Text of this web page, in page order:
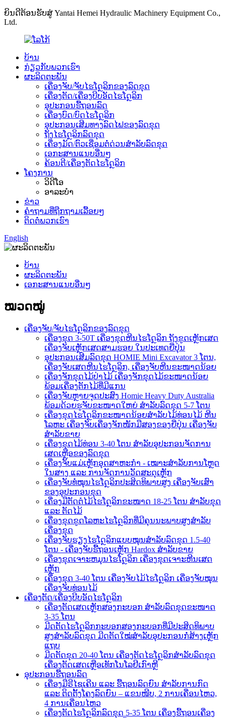
ຍິນດີຕ້ອນຮັບສູ່ Yantai Hemei Hydraulic Machinery Equipment Co.,
Ltd.
ບ້ານ
ກ່ຽວກັບພວກເຮົາ
ຜະລິດຕະພັນ
ເຄື່ອງຈັບ/ຈັບໄຮໂດຼລິກຂອງລົດຂຸດ
ເຄື່ອງຕັດ/ເຄື່ອງບີບອັດໄຮໂດຼລິກ
ອຸປະກອນຮື້ຖອນລົດ
ເຄື່ອງບົດ/ບົດໄຮໂດຼລິກ
ອຸປະກອນເສີມທາງລົດໄຟຂອງລົດຂຸດ
ຖັງໄຮໂດຼລິກລົດຂຸດ
ເຄື່ອງມັດ/ຕົວເຊື່ອມຕໍ່ດ່ວນສຳລັບລົດຂຸດ
ເອກະສານແນບອື່ນໆ
ຄ້ອນຕີ/ເຄື່ອງຕັດໄຮໂດຼລິກ
ໂຄງການ
ວິດີໂອ
ອາລະບໍາ
ຂ່າວ
ຄຳຖາມທີ່ຖືກຖາມເລື້ອຍໆ
ຕິດຕໍ່ພວກເຮົາ
English
ບ້ານ
ຜະລິດຕະພັນ
ເອກະສານແນບອື່ນໆ
ໝວດໝູ່
ເຄື່ອງຈັບ/ຈັບໄຮໂດຼລິກຂອງລົດຂຸດ
ເຄື່ອງຂຸດ 3-50T ເຄື່ອງຂຸດຫີນໄຮໂດຼລິກ ຖັງຂູດເຫຼັກເສດ
ເຄື່ອງຈັບເຫຼັກເສດສາມຮອຍ ໃນປະເທດຍີ່ປຸ່ນ
ອຸປະກອນເສີມລົດຂຸດ HOMIE Mini Excavator 3 ໂຕນ,
ເຄື່ອງຈັບເສດຫີນໄຮໂດຼລິກ, ເຄື່ອງຈັບຫີນຂະໜາດນ້ອຍ
ເຄື່ອງຈັກຂຸດໄມ້ປ່າໄມ້ ເຄື່ອງຈັກຂຸດໄມ້ຂະໜາດນ້ອຍ
ພ້ອມເຄື່ອງຕັກໄມ້ທີ່ມີແກນ
ເຄື່ອງຈັບຫຼາຍຈຸດປະສົງ Homie Heavy Duty Australia
ພ້ອມດ້ວຍຮູຈັບຂະໜາດໃຫຍ່ ສຳລັບລົດຂຸດ 5-7 ໂຕນ
ເຄື່ອງຂຸດໄຮໂດຼລິກຂະໜາດນ້ອຍສຳລັບໄມ້ທ່ອນໄມ້ ຫີນ
ໂລຫະ ເຄື່ອງຈັບເຄື່ອງຈັກໜັກມືສອງຂອງຍີ່ປຸ່ນ ເຄື່ອງຈັບ
ສຳລັບຂາຍ
ເຄື່ອງຂຸດໄມ້ທ່ອນ 3-40 ໂຕນ ສຳລັບອຸປະກອນຈັດການ
ເສດເຫຼືອຂອງລົດຂຸດ
ເຄື່ອງຈັບແມ່ເຫຼັກອຸດສາຫະກຳ - ເໝາະສຳລັບການໂຫຼດ
ໃນສາງ ແລະ ການຈັດການວັດສະດຸເຫຼັກ
ເຄື່ອງຈັບທໍ່ໝຸນໄຮໂດຼລິກປະສິດທິພາບສູງ ເຄື່ອງຈັບເສົາ
ຂອງອຸປະກອນຂຸດ
ເຄື່ອງມືຕັດຕໍໄມ້ໄຮໂດຼລິກຂະໜາດ 18-25 ໂຕນ ສຳລັບຂຸດ
ແລະ ຕັດໄມ້
ເຄື່ອງຂຸດຂູດໂລຫະໄຮໂດຼລິກທີ່ມີຄຸນນະພາບສູງສຳລັບ
ເຄື່ອງຂຸດ
ເຄື່ອງຈັບຮຽງໄຮໂດຼລິກແບບໝຸນສຳລັບລົດຂຸດ 1.5-40
ໂຕນ - ເຄື່ອງຈັບຮື້ຖອນເຫຼັກ Hardox ສຳລັບຂາຍ
ເຄື່ອງຂຸດເຈາະຫມຸນໄຮໂດຼລິກ ເຄື່ອງຂຸດເຈາະຫີນເສດ
ເຫຼັກ
ເຄື່ອງຂຸດ 3-40 ໂຕນ ເຄື່ອງຈັບໄມ້ໄຮໂດຼລິກ ເຄື່ອງຈັບໝຸນ
ເຄື່ອງຈັບທ່ອນໄມ້
ເຄື່ອງຕັດ/ເຄື່ອງບີບອັດໄຮໂດຼລິກ
ເຄື່ອງຕັດເສດເຫຼັກສອງກະບອກ ສຳລັບລົດຂຸດຂະໜາດ
3-35 ໂຕນ
ມີດຕັດໄຮໂດຼລິກກະບອກສອງກະບອກທີ່ມີປະສິດທິພາບ
ສູງສຳລັບລົດຂຸດ ມີດຕັດໃໝ່ສຳລັບອຸປະກອນກໍ່ສ້າງເຫຼັກ
ແຖບ
ມີດຕັດຂຸດ 20-40 ໂຕນ ເຄື່ອງຕັດໄຮໂດຼລິກສຳລັບລົດຂຸດ
ເຄື່ອງຕັດເສດເຫຼືອເທັກໂນໂລຢີເກົາຫຼີ
ອຸປະກອນຮື້ຖອນລົດ
ເຄື່ອງມືຣີໄຊເຄີນ ແລະ ຮື້ຖອນລົດຍົນ ສຳລັບການກົດ
ແລະ ຕິດຕັ້ງໂຄງລົດຍົນ – ແຂນໜີບ, 2 ການເຄື່ອນໄຫວ,
4 ການເຄື່ອນໄຫວ
ເຄື່ອງຕັດໄຮໂດຼລິກລົດຂຸດ 5-35 ໂຕນ ເຄື່ອງຮື້ຖອນເຄື່ອງ